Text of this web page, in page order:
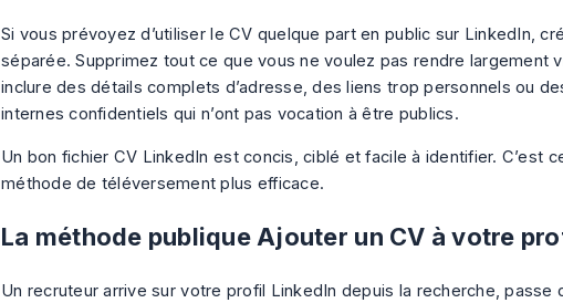
Si vous prévoyez d’utiliser le CV quelque part en public sur LinkedIn,
séparée. Supprimez tout ce que vous ne voulez pas rendre largement
inclure des détails complets d’adresse, des liens trop personnels ou
internes confidentiels qui n’ont pas vocation à être publics.
Un bon fichier CV LinkedIn est concis, ciblé et facile à identifier. C’est
méthode de téléversement plus efficace.
La méthode publique Ajouter un CV à votre
Un recruteur arrive sur votre profil LinkedIn depuis la recherche, passe